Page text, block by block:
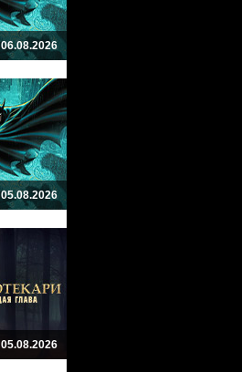
06.08.2026
05.08.2026
05.08.2026